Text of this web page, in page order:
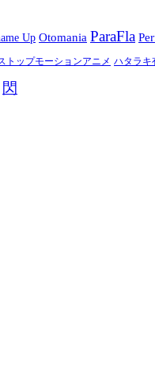
Up Otomania ParaFla
トップモーションアニメ ハタラキ
閃